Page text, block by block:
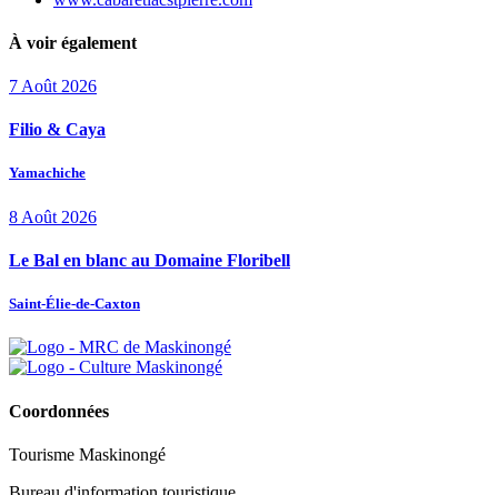
À voir également
7 Août 2026
Filio & Caya
Yamachiche
8 Août 2026
Le Bal en blanc au Domaine Floribell
Saint-Élie-de-Caxton
Coordonnées
Tourisme Maskinongé